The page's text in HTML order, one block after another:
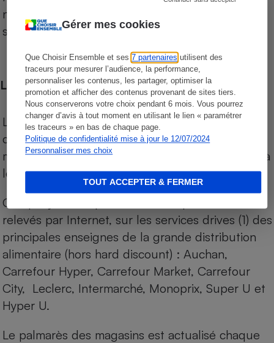
Gérer mes cookies
Que Choisir Ensemble et ses7 partenaires utilisent des
traceurs pour mesurer l’audience, la performance,
personnaliser les contenus, les partager, optimiser la
promotion et afficher des contenus provenant de sites tiers.
Nous conserverons votre choix pendant 6 mois. Vous pourrez
changer d’avis à tout moment en utilisant le lien « paramétrer
les traceurs » en bas de chaque page.
Politique de confidentialité mise à jour le 12/07/2024
Personnaliser mes choix
TOUT ACCEPTER & FERMER
niveau de prix des supermarchés, géolocalisés
sur le territoire français.
Les comparaisons de prix
Les comparaisons sont réalisées sur l’ensemble
des produits des magasins. Les produits de
marques de distributeurs (MDD) sont comparés à
leurs équivalents chez leurs concurrents.
Chaque jour, les prix de tous les produits sont
relevés par Internet, sur les services drives (1) des
principales enseignes de la grande distribution
alimentaire (hors hard discount) : Auchan,
Carrefour Hyper, Carrefour Market, Carrefour
City, Leclerc, Intermarché, Monoprix, Super U et
Hyper U.
Le palmarès des magasins est actualisé chaque